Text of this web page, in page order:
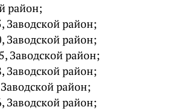
район;
Заводской район;
Заводской район;
Заводской район;
Заводской район;
район;
Заводской район;